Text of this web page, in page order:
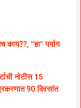
काय??, “हा” पर्याय
नोटीस 15
90 दिवसांत